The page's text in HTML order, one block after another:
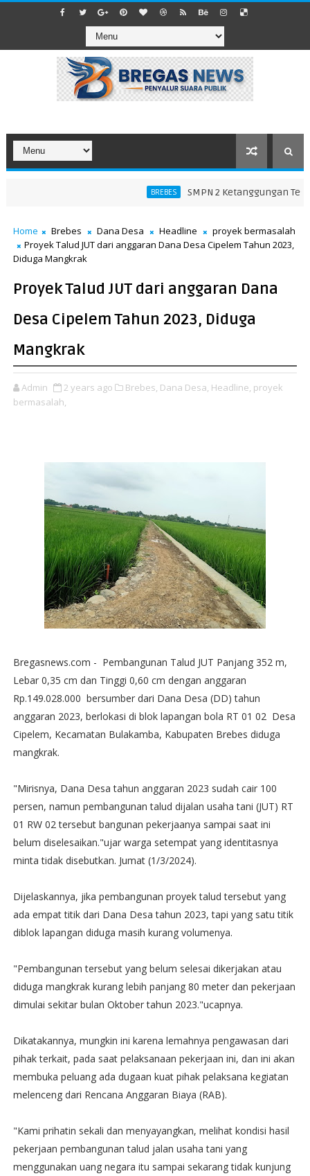
BREBES SMPN 2 Ketanggungan
Home Brebes Dana Desa Headline
proyek bermasalah
Proyek Talud JUT dari anggaran Dana Desa Cipelem Tahun 2023,
Diduga Mangkrak
Proyek Talud JUT dari anggaran Dana
Desa Cipelem Tahun 2023, Diduga
Mangkrak
Admin 2 years ago Brebes, Dana Desa, Headline, proyek
bermasalah,
Bregasnews.com - Pembangunan Talud JUT Panjang 352 m,
Lebar 0,35 cm dan Tinggi 0,60 cm dengan anggaran
Rp.149.028.000 bersumber dari Dana Desa (DD) tahun
anggaran 2023, berlokasi di blok lapangan bola RT 01 02 Desa
Cipelem, Kecamatan Bulakamba, Kabupaten Brebes diduga
mangkrak.
"Mirisnya, Dana Desa tahun anggaran 2023 sudah cair 100
persen, namun pembangunan talud dijalan usaha tani (JUT) RT
01 RW 02 tersebut bangunan pekerjaanya sampai saat ini
belum diselesaikan."ujar warga setempat yang identitasnya
minta tidak disebutkan. Jumat (1/3/2024).
Dijelaskannya, jika pembangunan proyek talud tersebut yang
ada empat titik dari Dana Desa tahun 2023, tapi yang satu titik
diblok lapangan diduga masih kurang volumenya.
"Pembangunan tersebut yang belum selesai dikerjakan atau
diduga mangkrak kurang lebih panjang 80 meter dan pekerjaan
dimulai sekitar bulan Oktober tahun 2023."ucapnya.
Dikatakannya, mungkin ini karena lemahnya pengawasan dari
pihak terkait, pada saat pelaksanaan pekerjaan ini, dan ini akan
membuka peluang ada dugaan kuat pihak pelaksana kegiatan
melenceng dari Rencana Anggaran Biaya (RAB).
"Kami prihatin sekali dan menyayangkan, melihat kondisi hasil
pekerjaan pembangunan talud jalan usaha tani yang
menggunakan uang negara itu sampai sekarang tidak kunjung